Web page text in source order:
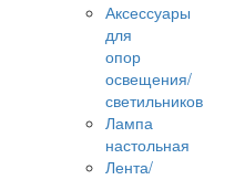
Аксессуары
для
опор
освещения/
светильников
Лампа
настольная
Лента/